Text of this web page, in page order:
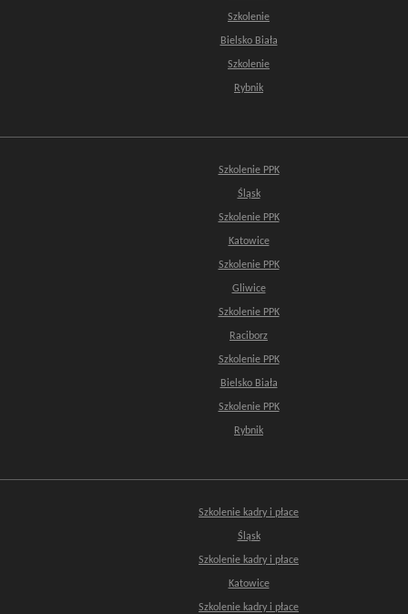
Szkolenie
Bielsko Biała
Szkolenie
Rybnik
Szkolenie PPK
Śląsk
Szkolenie PPK
Katowice
Szkolenie PPK
Gliwice
Szkolenie PPK
Raciborz
Szkolenie PPK
Bielsko Biała
Szkolenie PPK
Rybnik
Szkolenie kadry i płace
Śląsk
Szkolenie kadry i płace
Katowice
Szkolenie kadry i płace